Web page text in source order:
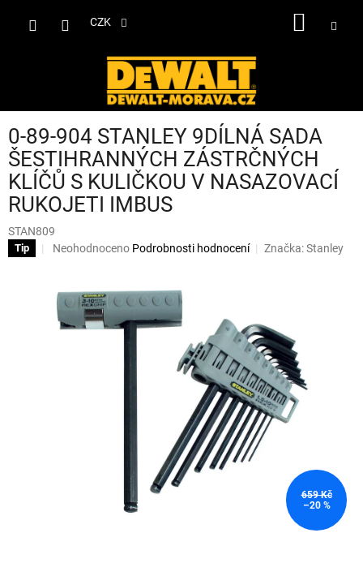
CZK
0-89-904 STANLEY 9DÍLNÁ SADA
ŠESTIHRANNÝCH ZÁSTRČNÝCH
KLÍČŮ S KULIČKOU V NASAZOVACÍ
RUKOJETI IMBUS
STAN809
Tip
Průměrné
je
0,0
Neohodnoceno Podrobnosti hodnocení Značka:Stanley
659 Kč
–20 %